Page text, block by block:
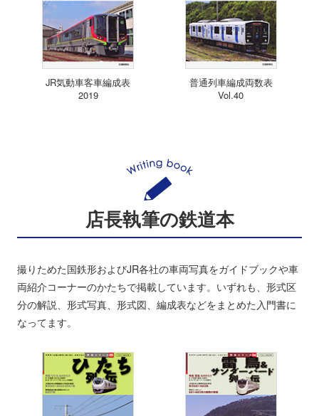
JR気動車客車編成表
2019
普通列車編成両数表
Vol.40
店長執筆の鉄道本
撮りためた国鉄形およびJR各社の車両写真をガイドブックや車
両紹介コーナーのかたちで掲載しています。いずれも、形式区
分の解説、形式写真、形式図、編成表などをまとめた入門書に
なってます。